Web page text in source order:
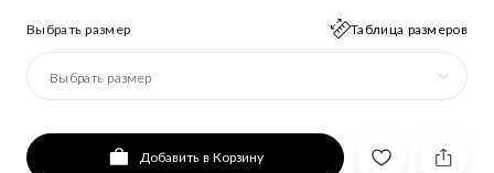
Выбрать размер Таблица размеров
Выбрать размер
Добавить в Корзину